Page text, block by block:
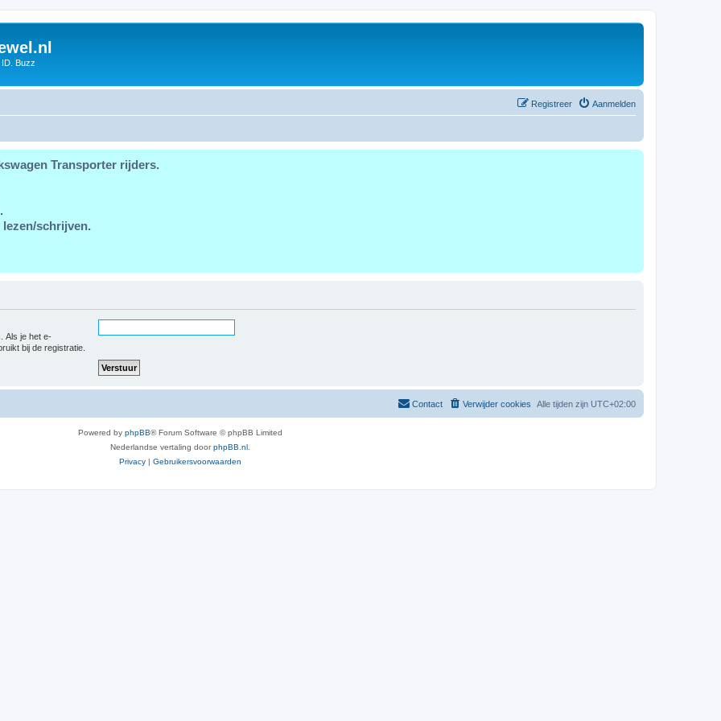
Buzz
Aanmelden
Registreer
Transporter rijders.
schrijven.
Als je het e-
bij de registratie.
Alle tijden zijn UTC+02:00
Verwijder cookies
Contact
Powered by phpBB® Forum Software © phpBB Limited
Nederlandse vertaling doorphpBB.nl
Privacy | Gebruikersvoorwaarden